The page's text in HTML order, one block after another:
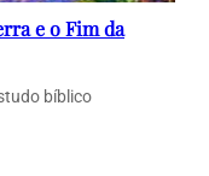
e o Fim da
bíblico